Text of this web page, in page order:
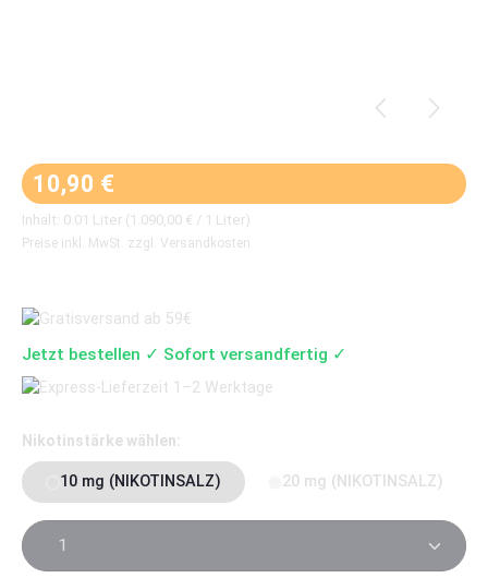
Regulärer Preis:
10,90 €
Inhalt: 0.01 Liter (1.090,00 € / 1 Liter)
Preise inkl. MwSt. zzgl. Versandkosten
Jetzt bestellen ✓ Sofort versandfertig ✓
Nikotinstärke wählen:
10 mg (NIKOTINSALZ) 20 mg (NIKOTINSALZ)
Produkt Anzahl: Gib den gewünschten Wert ein